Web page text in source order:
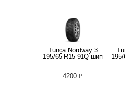
Tunga Nordway 3
195/65 R15 91Q шип
4200 ₽